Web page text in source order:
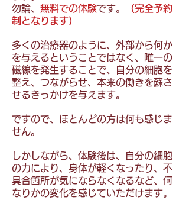
勿論、 無料での体験です。
（完全予約
制となります）
多くの治療器のように、外部から何か
を与えるということではなく、唯一の
磁線を発生することで、自分の細胞を
整え、つながらせ、本来の働きを蘇さ
せるきっかけを与えます。
ですので、ほとんどの方は何も感じま
せん。
しかしながら、体験後は、自分の細胞
の力により、身体が軽くなったり、不
具合箇所が気にならなくなるなど、何
なりかの変化を感じていただけます。